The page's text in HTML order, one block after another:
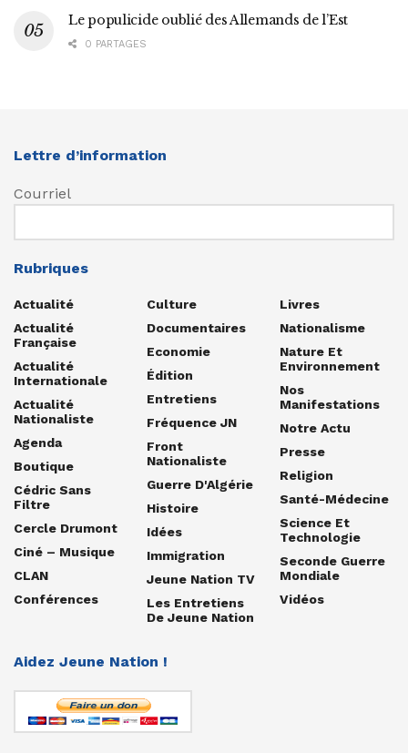
Le populicide oublié des Allemands de l’Est
0 PARTAGES
Lettre d’information
Courriel
Rubriques
Actualité
Actualité
Française
Actualité
Internationale
Actualité
Nationaliste
Agenda
Boutique
Cédric Sans
Filtre
Cercle Drumont
Ciné – Musique
CLAN
Conférences
Culture
Documentaires
Economie
Édition
Entretiens
Fréquence JN
Front
Nationaliste
Guerre D'Algérie
Histoire
Idées
Immigration
Jeune Nation TV
Les Entretiens
De Jeune Nation
Livres
Nationalisme
Nature Et
Environnement
Nos
Manifestations
Notre Actu
Presse
Religion
Santé-Médecine
Science Et
Technologie
Seconde Guerre
Mondiale
Vidéos
Aidez Jeune Nation !